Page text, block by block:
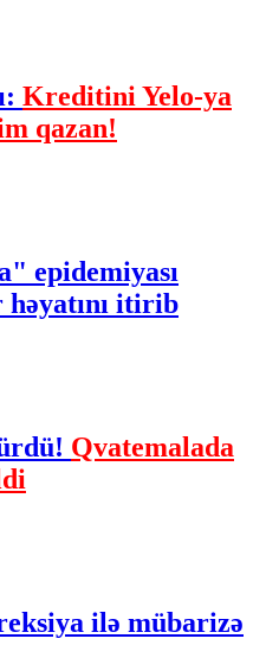
Kreditini Yelo-ya
qazan!
epidemiyası
itirib
Qvatemalada
ilə mübarizə